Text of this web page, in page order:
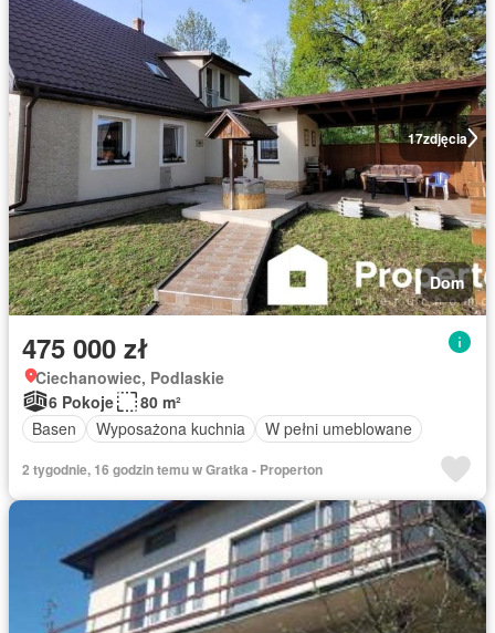
17zdjęcia
Dom
475 000 zł
Ciechanowiec, Podlaskie
6 Pokoje
80 m²
Basen
Wyposażona kuchnia W pełni umeblowane
2 tygodnie, 16 godzin temu w Gratka - Properton